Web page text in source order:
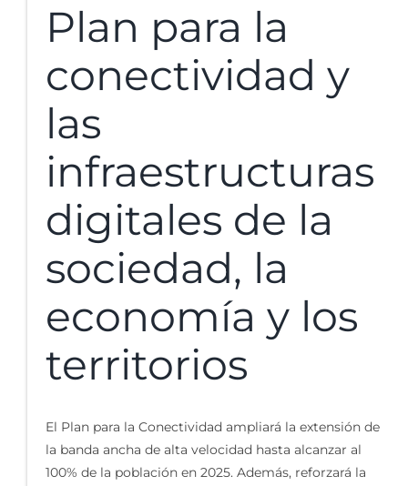
Plan para la
conectividad y
las
infraestructuras
digitales de la
sociedad, la
economía y los
territorios
El Plan para la Conectividad ampliará la extensión de
la banda ancha de alta velocidad hasta alcanzar al
100% de la población en 2025. Además, reforzará la